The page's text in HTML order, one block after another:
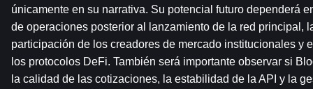
únicamente en su narrativa. Su potencial futuro dependerá
de operaciones posterior al lanzamiento de la red principal,
participación de los creadores de mercado institucionales y
los protocolos DeFi. También será importante observar si
la calidad de las cotizaciones, la estabilidad de la API y la